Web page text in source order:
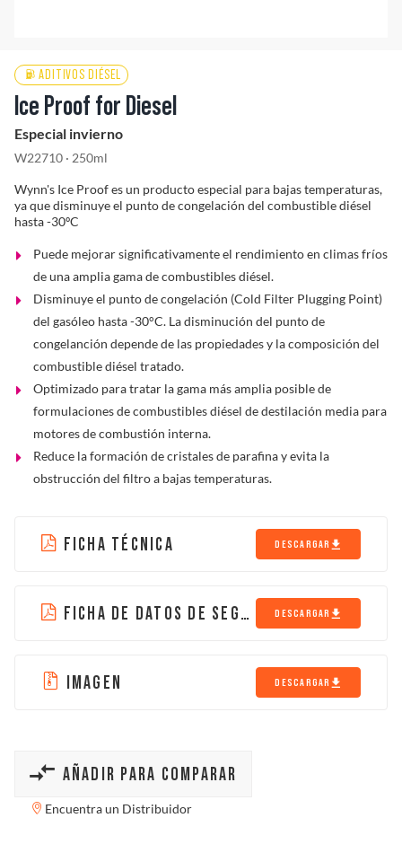
Encuentra un Distribuidor
ADITIVOS DIÉSEL
Ice Proof for Diesel
Especial invierno
W22710 · 250ml
Wynn's Ice Proof es un producto especial para bajas temperaturas,
ya que disminuye el punto de congelación del combustible diésel
hasta -30ºC
Puede mejorar significativamente el rendimiento en climas fríos
de una amplia gama de combustibles diésel.
Disminuye el punto de congelación (Cold Filter Plugging Point)
del gasóleo hasta -30°C. La disminución del punto de
congelanción depende de las propiedades y la composición del
combustible diésel tratado.
Optimizado para tratar la gama más amplia posible de
formulaciones de combustibles diésel de destilación media para
motores de combustión interna.
Reduce la formación de cristales de parafina y evita la
obstrucción del filtro a bajas temperaturas.
FICHA TÉCNICA DESCARGAR
FICHA DE DATOS DE SEGURIDAD DESCARGAR
IMAGEN DESCARGAR
AÑADIR PARA COMPARAR
Encuentra un Distribuidor